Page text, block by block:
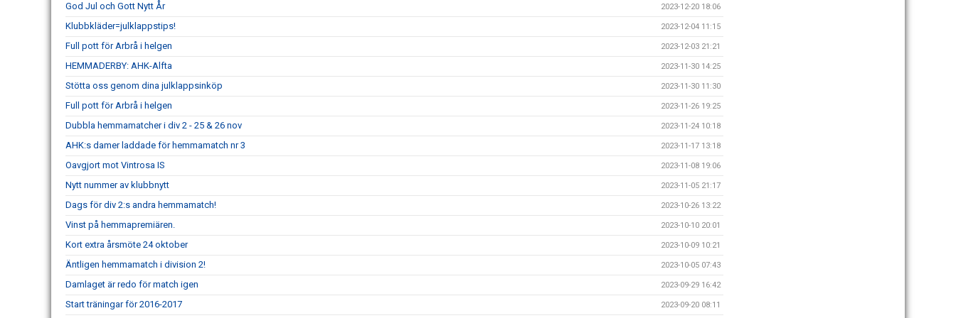
God Jul och Gott Nytt År 2023-12-20 18:06
Klubbkläder=julklappstips! 2023-12-04 11:15
Full pott för Arbrå i helgen 2023-12-03 21:21
HEMMADERBY: AHK-Alfta 2023-11-30 14:25
Stötta oss genom dina julklappsinköp 2023-11-30 11:30
Full pott för Arbrå i helgen 2023-11-26 19:25
Dubbla hemmamatcher i div 2 - 25 & 26 nov 2023-11-24 10:18
AHK:s damer laddade för hemmamatch nr 3 2023-11-17 13:18
Oavgjort mot Vintrosa IS 2023-11-08 19:06
Nytt nummer av klubbnytt 2023-11-05 21:17
Dags för div 2:s andra hemmamatch! 2023-10-26 13:22
Vinst på hemmapremiären. 2023-10-10 20:01
Kort extra årsmöte 24 oktober 2023-10-09 10:21
Äntligen hemmamatch i division 2! 2023-10-05 07:43
Damlaget är redo för match igen 2023-09-29 16:42
Start träningar för 2016-2017 2023-09-20 08:11